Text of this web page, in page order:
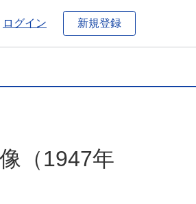
ログイン 新規登録
（1947年